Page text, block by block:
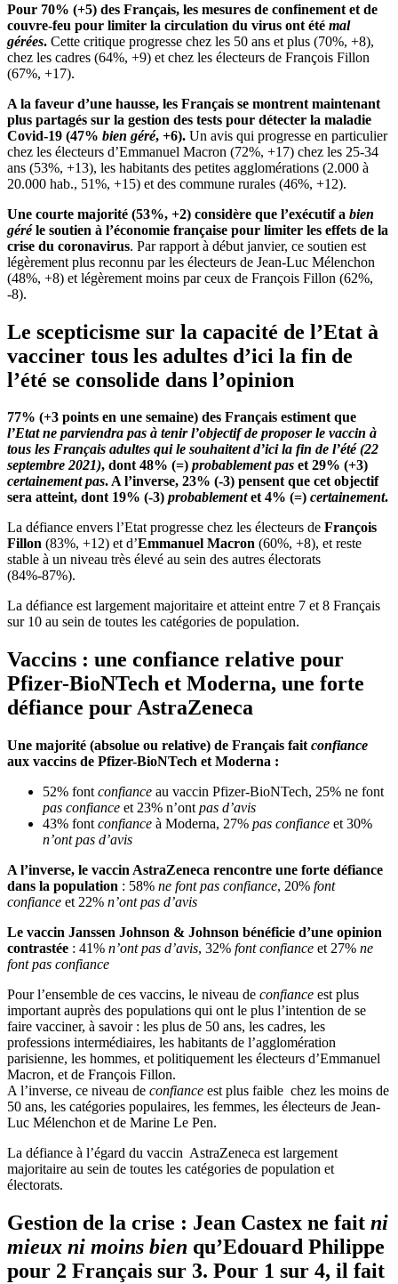
Pour 70% (+5) des Français, les mesures de confinement et de
couvre-feu pour limiter la circulation du virus ont été mal
gérées. Cette critique progresse chez les 50 ans et plus (70%, +8),
chez les cadres (64%, +9) et chez les électeurs de François Fillon
(67%, +17).
A la faveur d’une hausse, les Français se montrent maintenant
plus partagés sur la gestion des tests pour détecter la maladie
Covid-19 (47% bien géré, +6). Un avis qui progresse en particulier
chez les électeurs d’Emmanuel Macron (72%, +17) chez les 25-34
ans (53%, +13), les habitants des petites agglomérations (2.000 à
20.000 hab., 51%, +15) et des commune rurales (46%, +12).
Une courte majorité (53%, +2) considère que l’exécutif a bien
géréle soutien à l’économie française pour limiter les effets de la
crise du coronavirus. Par rapport à début janvier, ce soutien est
légèrement plus reconnu par les électeurs de Jean-Luc Mélenchon
(48%, +8) et légèrement moins par ceux de François Fillon (62%,
-8).
Le scepticisme sur la capacité de l’Etat à
vacciner tous les adultes d’ici la fin de
l’été se consolide dans l’opinion
77% (+3 points en une semaine) des Français estiment que
l’Etat ne parviendra pas à tenir l’objectif de proposer le vaccin à
tous les Français adultes qui le souhaitent d’ici la fin de l’été (22
septembre 2021), dont 48% (=) probablement pas et 29% (+3)
certainement pas. A l’inverse, 23% (-3) pensent que cet objectif
sera atteint, dont 19% (-3) probablementet 4% (=) certainement.
La défiance envers l’Etat progresse chez les électeurs de François
Fillon (83%, +12) et d’Emmanuel Macron (60%, +8), et reste
stable à un niveau très élevé au sein des autres électorats
(84%-87%).
La défiance est largement majoritaire et atteint entre 7 et 8 Français
sur 10 au sein de toutes les catégories de population.
Vaccins : une confiance relative pour
Pfizer-BioNTech et Moderna, une forte
défiance pour AstraZeneca
Une majorité (absolue ou relative) de Français fait confiance
aux vaccins de Pfizer-BioNTech et Moderna :
52% font confiance au vaccin Pfizer-BioNTech, 25% ne font
pas confiance et 23% n’ont pas d’avis
43% font confiance à Moderna, 27% pas confiance et 30%
n’ont pas d’avis
A l’inverse, le vaccin AstraZeneca rencontre une forte défiance
dans la population : 58% ne font pas confiance, 20% font
confiance et 22% n’ont pas d’avis
Le vaccin Janssen Johnson & Johnson bénéficie d’une opinion
contrastée : 41% n’ont pas d’avis, 32% font confiance et 27% ne
font pas confiance
Pour l’ensemble de ces vaccins, le niveau de confiance est plus
important auprès des populations qui ont le plus l’intention de se
faire vacciner, à savoir : les plus de 50 ans, les cadres, les
professions intermédiaires, les habitants de l’agglomération
parisienne, les hommes, et politiquement les électeurs d’Emmanuel
Macron, et de François Fillon.
A l’inverse, ce niveau de confiance est plus faible chez les moins de
50 ans, les catégories populaires, les femmes, les électeurs de Jean-
Luc Mélenchon et de Marine Le Pen.
La défiance à l’égard du vaccin AstraZeneca est largement
majoritaire au sein de toutes les catégories de population et
électorats.
Gestion de la crise : Jean Castex ne fait ni
mieux ni moins bien qu’Edouard Philippe
pour 2 Français sur 3. Pour 1 sur 4, il fait